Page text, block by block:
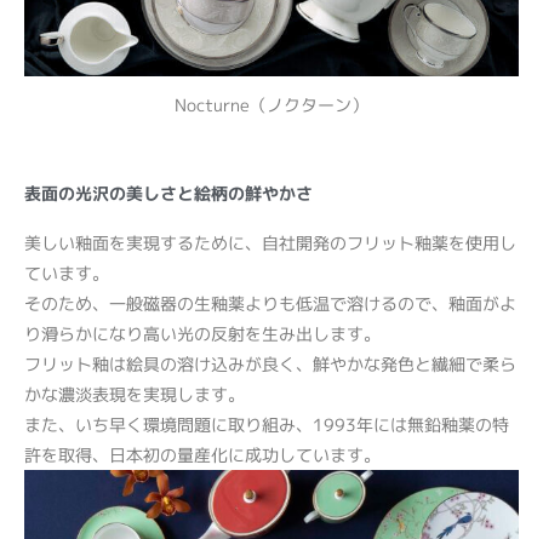
Nocturne（ノクターン）
表面の光沢の美しさと絵柄の鮮やかさ
美しい釉面を実現するために、自社開発のフリット釉薬を使用し
ています。
そのため、一般磁器の生釉薬よりも低温で溶けるので、釉面がよ
り滑らかになり高い光の反射を生み出します。
フリット釉は絵具の溶け込みが良く、鮮やかな発色と繊細で柔ら
かな濃淡表現を実現します。
また、いち早く環境問題に取り組み、1993年には無鉛釉薬の特
許を取得、日本初の量産化に成功しています。